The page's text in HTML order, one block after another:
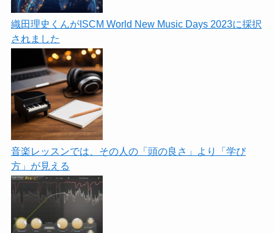
織田理史くんがISCM World New Music Days 2023に採択
されました
音楽レッスンでは、その人の「頭の良さ」より「学び
方」が見える